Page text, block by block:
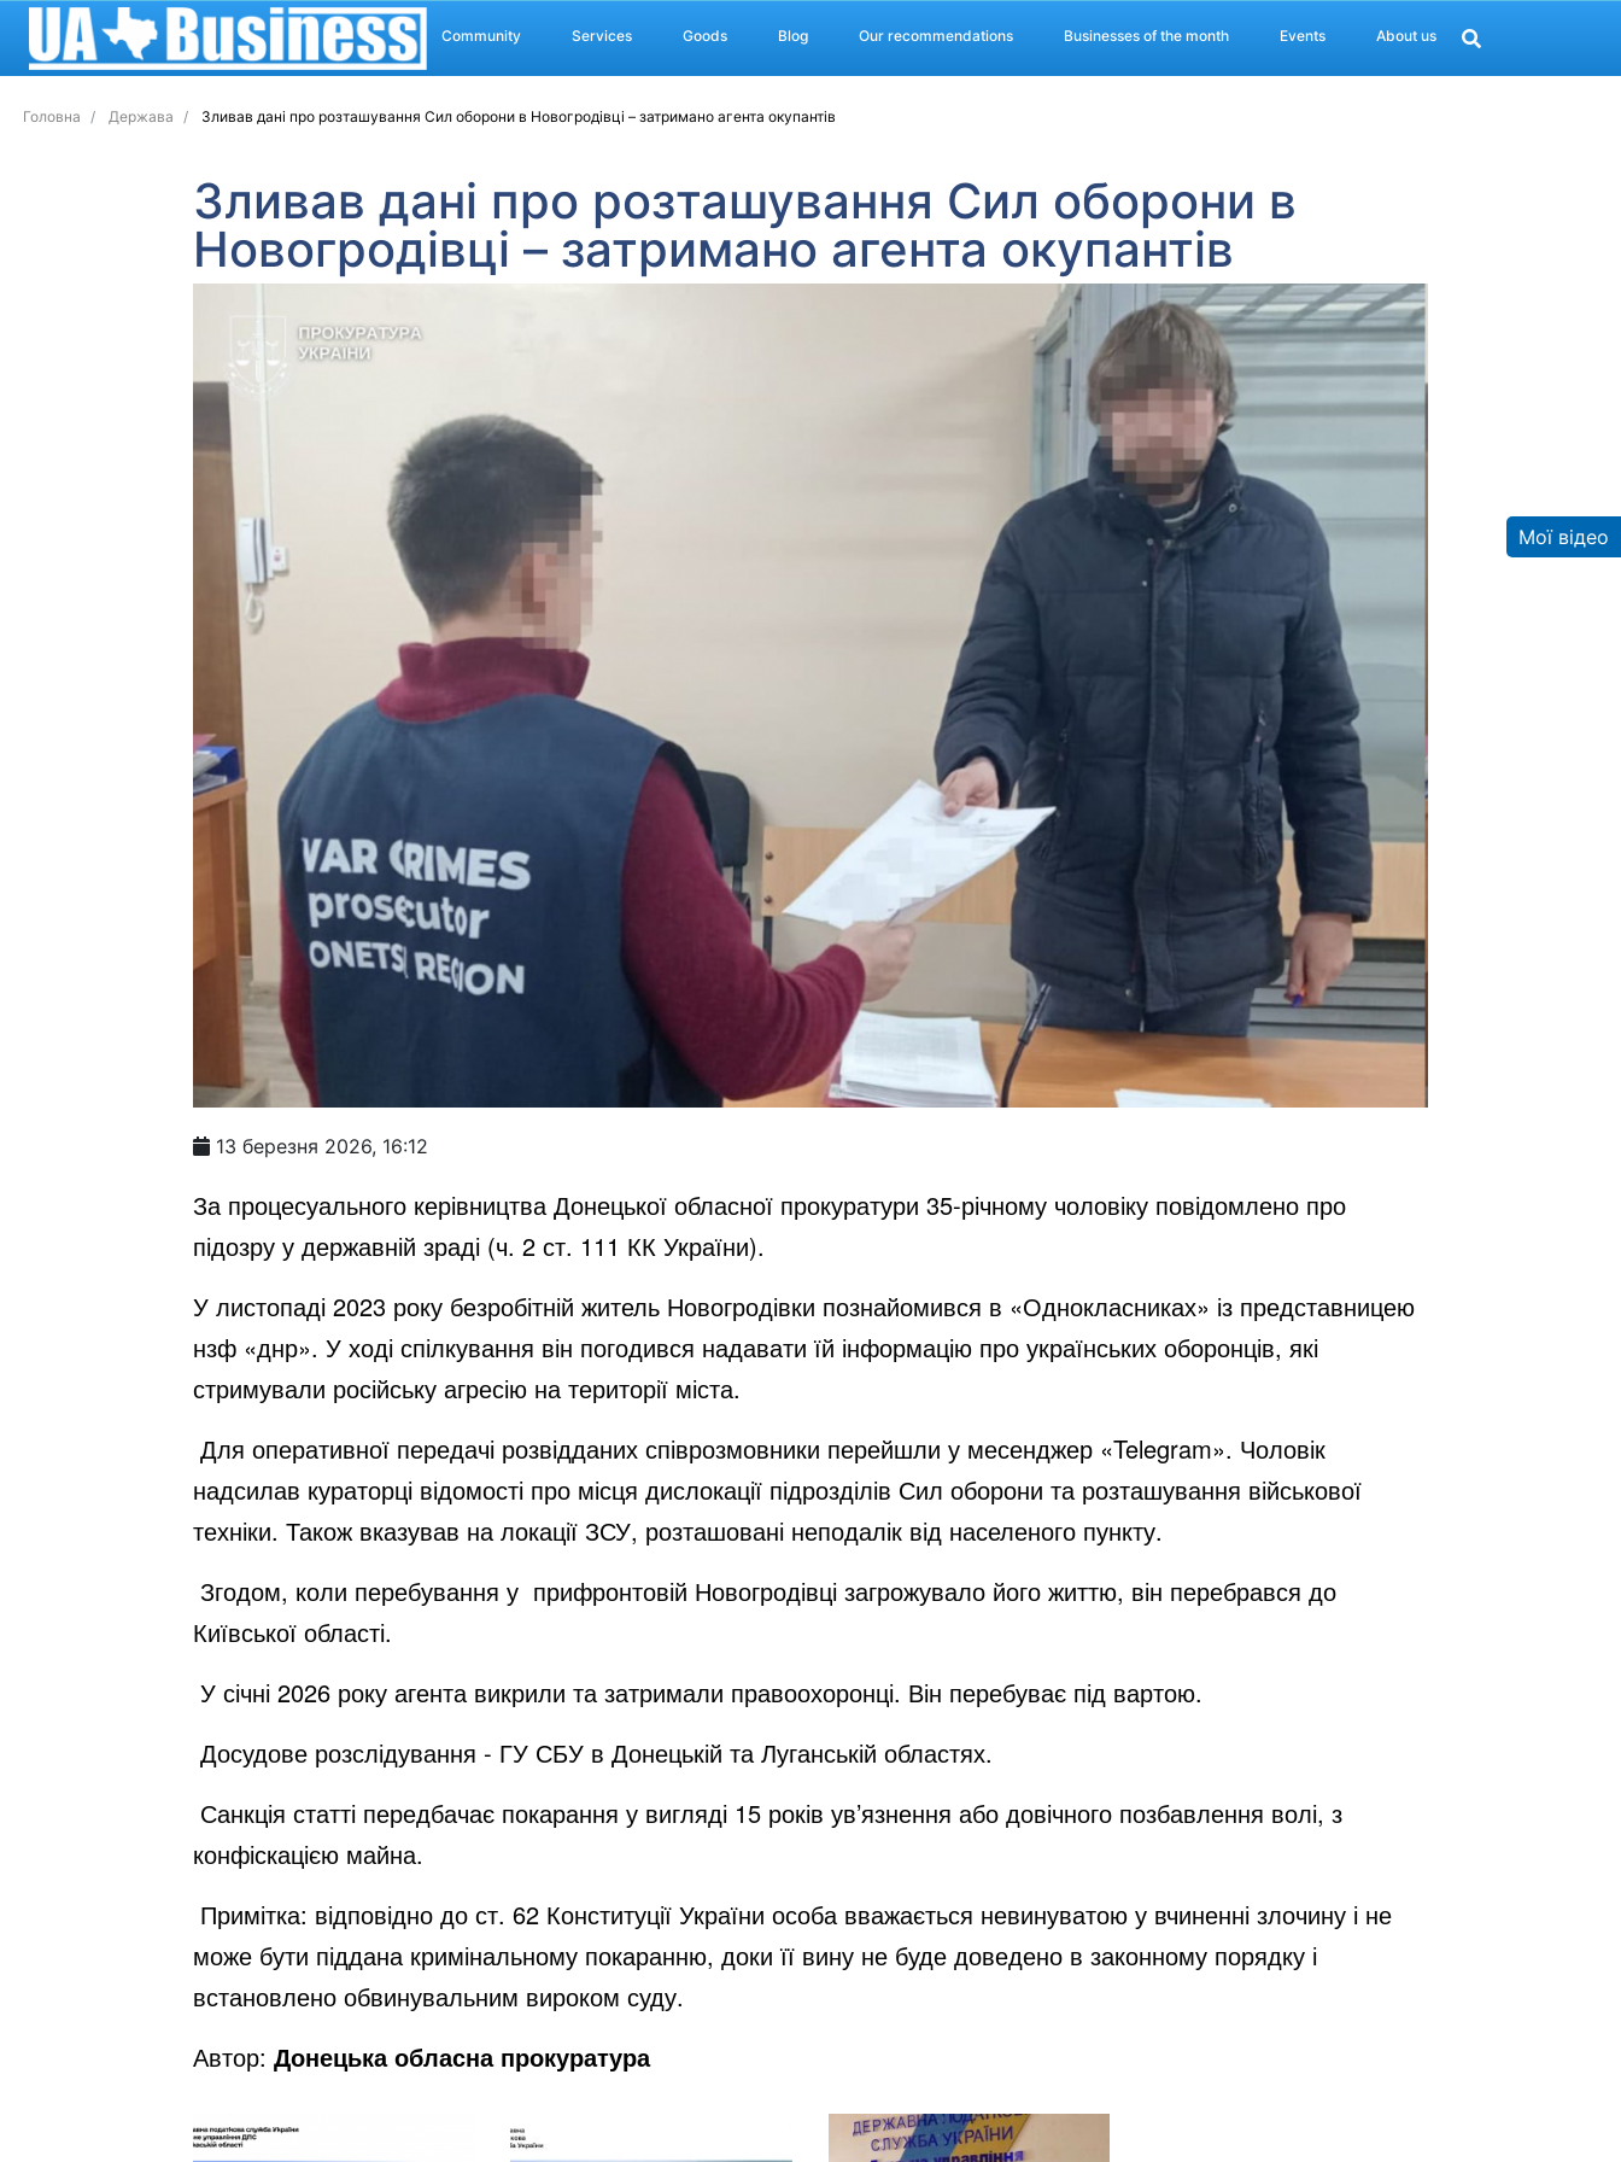
Community Services Goods Blog Our recommendations Businesses of the month Events About us
Головна Держава Зливав дані про розташування Сил оборони в Новогродівці – затримано агента окупантів
Зливав дані про розташування Сил оборони в
Новогродівці – затримано агента окупантів
13 березня 2026, 16:12
За процесуального керівництва Донецької обласної прокуратури 35-річному чоловіку повідомлено про
підозру у державній зраді (ч. 2 ст. 111 КК України).
У листопаді 2023 року безробітній житель Новогродівки познайомився в «Однокласниках» із представницею
нзф «днр». У ході спілкування він погодився надавати їй інформацію про українських оборонців, які
стримували російську агресію на території міста.
Для оперативної передачі розвідданих співрозмовники перейшли у месенджер «Telegram». Чоловік
надсилав кураторці відомості про місця дислокації підрозділів Сил оборони та розташування військової
техніки. Також вказував на локації ЗСУ, розташовані неподалік від населеного пункту.
Згодом, коли перебування у прифронтовій Новогродівці загрожувало його життю, він перебрався до
Київської області.
У січні 2026 року агента викрили та затримали правоохоронці. Він перебуває під вартою.
Досудове розслідування - ГУ СБУ в Донецькій та Луганській областях.
Санкція статті передбачає покарання у вигляді 15 років ув’язнення або довічного позбавлення волі, з
конфіскацією майна.
Примітка: відповідно до ст. 62 Конституції України особа вважається невинуватою у вчиненні злочину і не
може бути піддана кримінальному покаранню, доки її вину не буде доведено в законному порядку і
встановлено обвинувальним вироком суду.
Автор: Донецька обласна прокуратура
Мої відео